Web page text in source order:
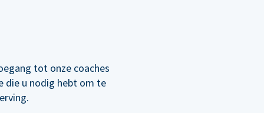
tot onze coaches
die u nodig hebt om te